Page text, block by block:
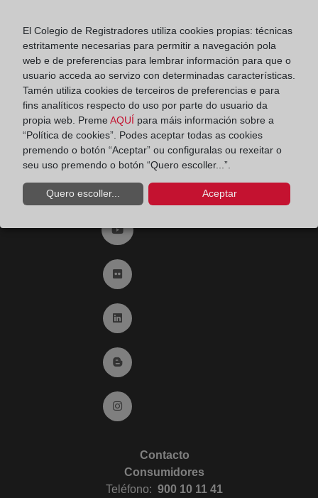
Fax:91 564 11 59
Email:
contacto@registradores.org
Registro de entrada del Colegio de registradores
Ir a facebook (abre en ventana nueva)
Ir a twitter (abre en ventana nueva)
Ir a YouTube (abre en ventana nueva)
Ir a Flickr (abre en ventana nueva)
Ir a Linkedin (abre en ventana nueva)
Ir al Blog (abre en ventana nueva)
Ir a Instagram (abre en ventana nueva)
Contacto
Consumidores
Teléfono: 900 10 11 41
El Colegio de Registradores utiliza cookies propias: técnicas
estritamente necesarias para permitir a navegación pola
web e de preferencias para lembrar información para que o
usuario acceda ao servizo con determinadas características.
Tamén utiliza cookies de terceiros de preferencias e para
fins analíticos respecto do uso por parte do usuario da
propia web. Preme AQUÍ para máis información sobre a
“Política de cookies”. Podes aceptar todas as cookies
premendo o botón “Aceptar” ou configuralas ou rexeitar o
seu uso premendo o botón “Quero escoller...”.
Quero escoller... Aceptar